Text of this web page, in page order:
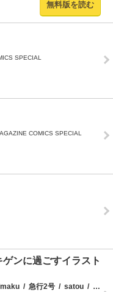
無料版を読む
SPECIAL
COMICS SPECIAL
ンに過ごすイラスト
/ 急行2号 / satou /